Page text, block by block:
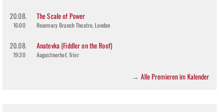
20.08.
16:00
The Scale of Power
Rosemary Branch Theatre, London
20.08.
19:30
Anatevka (Fiddler on the Roof)
Augustinerhof, Trier
→ Alle Premieren im Kalender